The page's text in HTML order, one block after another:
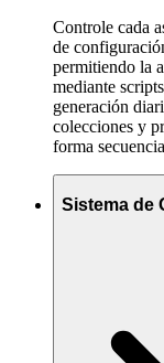
Controle cada
de
permitiendo la
mediante
generación
colecciones y
forma
Sistema de